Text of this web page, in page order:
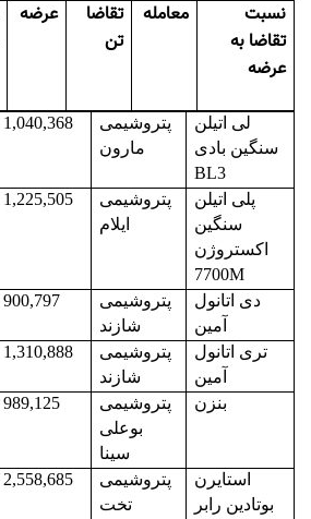
نسبت
تقاضا به
عرضه
معامله
تقاضا
تن
عرضه
لی اتیلن
سنگین بادی
BL3
پتروشیمی
مارون
1,040,368
پلی اتیلن
سنگین
اکستروژن
7700M
پتروشیمی
ایلام
1,225,505
دی اتانول
آمین
پتروشیمی
شازند
900,797
تری اتانول
آمین
پتروشیمی
شازند
1,310,888
بنزن
پتروشیمی
بوعلی
سینا
989,125
استایرن
بوتادین رابر
پتروشیمی
تخت
2,558,685